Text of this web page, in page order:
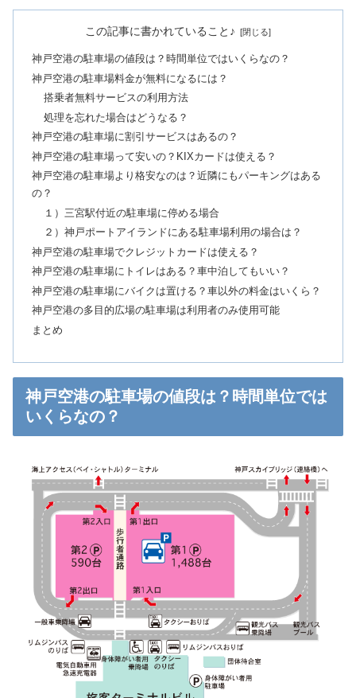
この記事に書かれていること♪
神戸空港の駐車場の値段は？時間単位ではいくらなの？
神戸空港の駐車場料金が無料になるには？
搭乗者無料サービスの利用方法
処理を忘れた場合はどうなる？
神戸空港の駐車場に割引サービスはあるの？
神戸空港の駐車場って安いの？KIXカードは使える？
神戸空港の駐車場より格安なのは？近隣にもパーキングはある
の？
１）三宮駅付近の駐車場に停める場合
２）神戸ポートアイランドにある駐車場利用の場合は？
神戸空港の駐車場でクレジットカードは使える？
神戸空港の駐車場にトイレはある？車中泊してもいい？
神戸空港の駐車場にバイクは置ける？車以外の料金はいくら？
神戸空港の多目的広場の駐車場は利用者のみ使用可能
まとめ
神戸空港の駐車場の値段は？時間単位では
いくらなの？